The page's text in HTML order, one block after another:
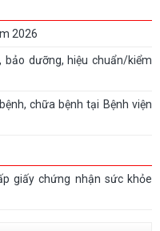
2026
dưỡng, hiệu chuẩn/kiểm
chữa bệnh tại Bệnh viện
y tế năm 2026
sách năm 2026 (Lựa chọn...
giấy chứng nhận sức khỏe